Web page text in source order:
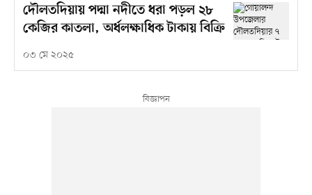
দৌলতদিয়ায় পদ্মা নদীতে ধরা পড়ল ২৮
কেজির কাতলা, অর্ধলক্ষাধিক টাকায় বিক্রি
০৩ মে ২০২৫